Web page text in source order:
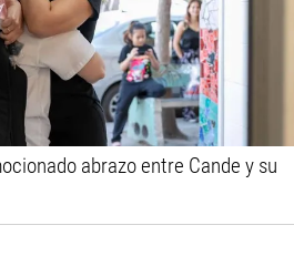
abrazo entre Cande y su